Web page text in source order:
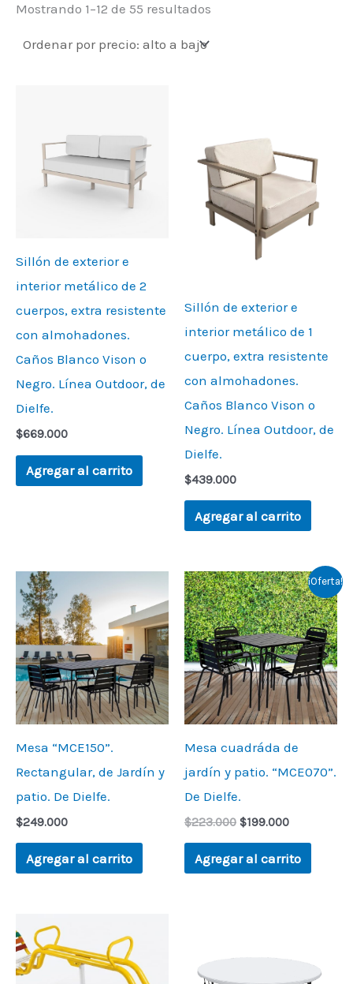
Mostrando 1–12 de 55 resultados
Sillón de exterior e
interior metálico de 2
cuerpos, extra resistente
con almohadones.
Caños Blanco Vison o
Negro. Línea Outdoor, de
Dielfe.
$669.000
Agregar al carrito
Sillón de exterior e
interior metálico de 1
cuerpo, extra resistente
con almohadones.
Caños Blanco Vison o
Negro. Línea Outdoor, de
Dielfe.
$439.000
Agregar al carrito
Mesa “MCE150”.
Rectangular, de Jardín y
patio. De Dielfe.
$249.000
Agregar al carrito
¡Oferta!
Mesa cuadráda de
jardín y patio. “MCE070”.
De Dielfe.
$223.000
Original
price
was:
$223.000.
$199.000
Current
price
is:
$199.000.
Agregar al carrito